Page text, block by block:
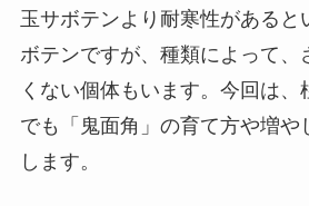
玉サボテンより耐寒性があると
ボテンですが、種類によって、
くない個体もいます。今回は、
でも「鬼面角」の育て方や増や
します。